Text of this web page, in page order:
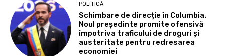
POLITICĂ
Schimbare de direcție în Columbia.
Noul președinte promite ofensivă
împotriva traficului de droguri și
austeritate pentru redresarea
economiei